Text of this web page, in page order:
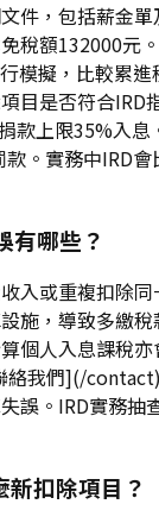
件，包括薪金
稅額132000元
模擬，比較累進
目是否符合IRD
款上限35%入息
。實務中IRD
有哪些？
入或重複扣除
施，導致多繳
個人入息課稅
絡我們](/
誤。IRD實務抽
扣除項目？